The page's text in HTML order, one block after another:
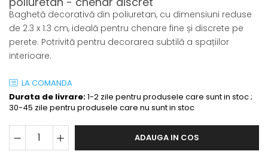
Baghetă decorativă din poliuretan, cu dimensiuni reduse
de 2.3 x 1.3 cm, ideală pentru chenare fine și discrete pe
perete. Potrivită pentru decorarea subtilă a spațiilor
interioare.
LA COMANDA
Durata de livrare:1-2 zile pentru produsele care sunt in stoc ;
30-45 zile pentru produsele care nu sunt in stoc
ADAUGA IN COS